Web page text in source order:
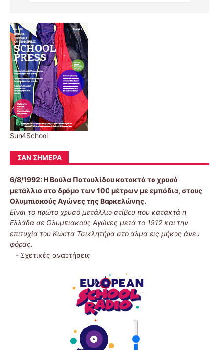
Sun4School
ΣΑΝ ΣΉΜΕΡΑ
6/8/1992:Η Βούλα Πατουλίδου κατακτά το χρυσό
μετάλλιο στο δρόμο των 100 μέτρων με εμπόδια, στους
Ολυμπιακούς Αγώνες της Βαρκελώνης.
Είναι το πρώτο χρυσό μετάλλιο στίβου που κατακτά η
Ελλάδα σε Ολυμπιακούς Αγώνες μετά το 1912 και την
επιτυχία του Κώστα Τσικλητήρα στο άλμα εις μήκος άνευ
φόρας.
- Σχετικές αναρτήσεις